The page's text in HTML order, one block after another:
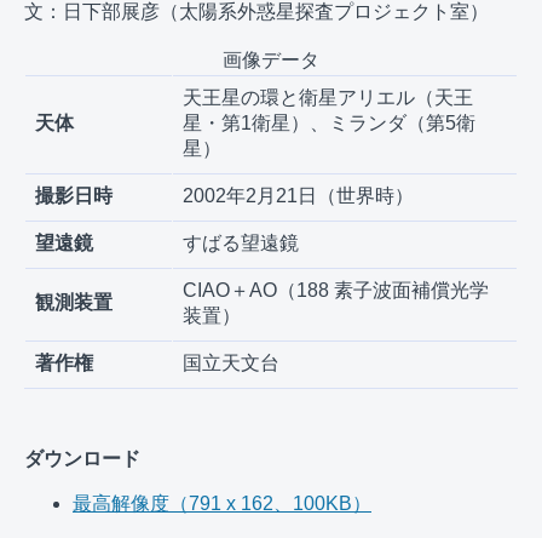
文：日下部展彦（太陽系外惑星探査プロジェクト室）
天体
天王星の環と衛星アリエル（天王
星・第1衛星）、ミランダ（第5衛
星）
撮影日時 2002年2月21日（世界時）
望遠鏡 すばる望遠鏡
観測装置
CIAO＋AO（188 素子波面補償光学
装置）
著作権 国立天文台
画像データ
ダウンロード
最高解像度（791 x 162、100KB）